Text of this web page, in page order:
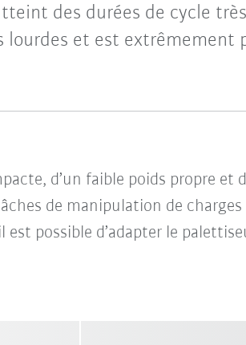
des durées de cycle
lourdes et est extrêmement
d’un faible poids propre et
de manipulation de
possible d’adapter le